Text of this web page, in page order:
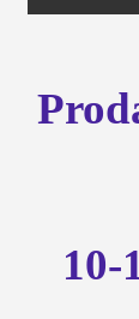
10-